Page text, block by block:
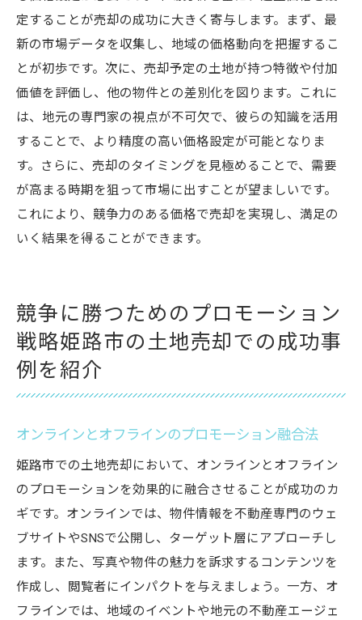
定することが売却の成功に大きく寄与します。まず、最
新の市場データを収集し、地域の価格動向を把握するこ
とが初歩です。次に、売却予定の土地が持つ特徴や付加
価値を評価し、他の物件との差別化を図ります。これに
は、地元の専門家の視点が不可欠で、彼らの知識を活用
することで、より精度の高い価格設定が可能となりま
す。さらに、売却のタイミングを見極めることで、需要
が高まる時期を狙って市場に出すことが望ましいです。
これにより、競争力のある価格で売却を実現し、満足の
いく結果を得ることができます。
競争に勝つためのプロモーション
戦略姫路市の土地売却での成功事
例を紹介
オンラインとオフラインのプロモーション融合法
姫路市での土地売却において、オンラインとオフライン
のプロモーションを効果的に融合させることが成功のカ
ギです。オンラインでは、物件情報を不動産専門のウェ
ブサイトやSNSで公開し、ターゲット層にアプローチし
ます。また、写真や物件の魅力を訴求するコンテンツを
作成し、閲覧者にインパクトを与えましょう。一方、オ
フラインでは、地域のイベントや地元の不動産エージェ